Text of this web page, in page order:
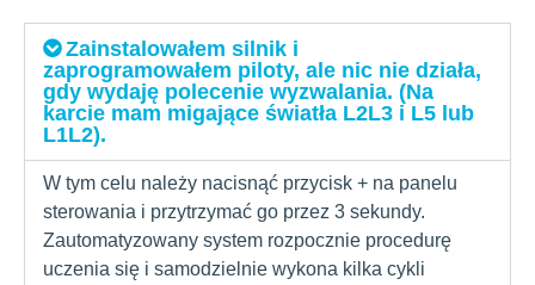
Zainstalowałem silnik i
zaprogramowałem piloty, ale nic nie działa,
gdy wydaję polecenie wyzwalania. (Na
karcie mam migające światła L2L3 i L5 lub
L1L2).
W tym celu należy nacisnąć przycisk + na panelu
sterowania i przytrzymać go przez 3 sekundy.
Zautomatyzowany system rozpocznie procedurę
uczenia się i samodzielnie wykona kilka cykli